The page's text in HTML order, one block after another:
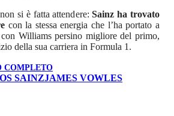
si è fatta attendere:Sainz ha trovato
con la stessa energia che l’ha portato a
Williams persino migliore del primo,
della sua carriera in Formula 1.
COMPLETO
SAINZJAMES VOWLES